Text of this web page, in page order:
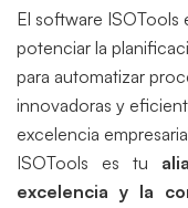
El software ISOTools
potenciar la
para automatizar
innovadoras y
excelencia
ISOTools es tu
excelencia y la